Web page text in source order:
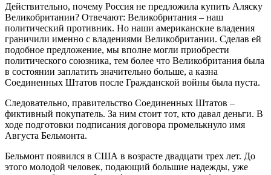
Действительно, почему Россия не предложила купить Аляску
Великобритании? Отвечают: Великобритания – наш
политический противник. Но наши американские владения
граничили именно с владениями Великобритании. Сделав ей
подобное предложение, мы вполне могли приобрести
политического союзника, тем более что Великобритания была
в состоянии заплатить значительно больше, а казна
Соединенных Штатов после Гражданской войны была пуста.
Следовательно, правительство Соединенных Штатов –
фиктивный покупатель. За ним стоит тот, кто давал деньги. В
ходе подготовки подписания договора промелькнуло имя
Августа Бельмонта.
Бельмонт появился в США в возрасте двадцати трех лет. До
этого молодой человек, подающий большие надежды, уже